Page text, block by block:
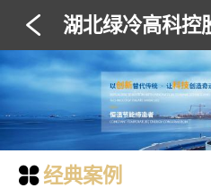
湖北绿冷高科控
经典案例